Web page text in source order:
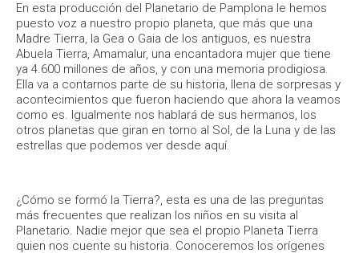
En esta producción del Planetario de Pamplona le hemos
puesto voz a nuestro propio planeta, que más que una
Madre Tierra, la Gea o Gaia de los antiguos, es nuestra
Abuela Tierra, Amamalur, una encantadora mujer que tiene
ya 4.600 millones de años, y con una memoria prodigiosa.
Ella va a contarnos parte de su historia, llena de sorpresas y
acontecimientos que fueron haciendo que ahora la veamos
como es. Igualmente nos hablará de sus hermanos, los
otros planetas que giran en torno al Sol, de la Luna y de las
estrellas que podemos ver desde aquí.
¿Cómo se formó la Tierra?, esta es una de las preguntas
más frecuentes que realizan los niños en su visita al
Planetario. Nadie mejor que sea el propio Planeta Tierra
quien nos cuente su historia. Conoceremos los orígenes